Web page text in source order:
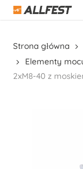
Skip
Strona główna
Elementy
2xM8-40 z